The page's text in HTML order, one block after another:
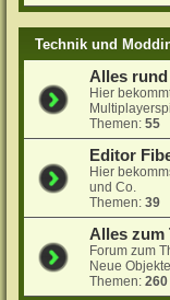
Technik und
Alles
Hier
Themen:55
Editor
Hier
und Co.
Themen:39
Alles zum
Forum zum
Neue
Themen:260